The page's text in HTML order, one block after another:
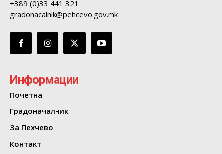
+389 (0)33 441 321
gradonacalnik@pehcevo.gov.mk
Информации
Почетна
Градоначалник
За Пехчево
Контакт